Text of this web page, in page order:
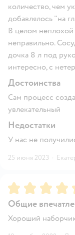
количество, чем
добавлялось "на
В целом
неправильно.
дочка 8 л под
интересно, с
Достоинства
Сам процесс
увлекательный
Недостатки
У нас не
25 июня 2023 ·
Рейтинг:5
Общие
Хороший